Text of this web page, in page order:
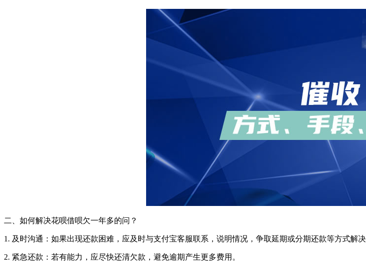
二、如何解决花呗借呗欠一年多的问？
1. 及时沟通：如果出现还款困难，应及时与支付宝客服联系，说明情况，争取延期或分期还款等方式解决
2. 紧急还款：若有能力，应尽快还清欠款，避免逾期产生更多费用。